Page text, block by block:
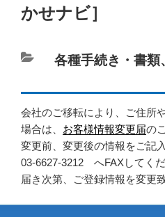
かせナビ］
カ
リ
ー
各種手続き・書類
会社のご移転により、ご住所
場合は、 お客様情報変更届の
変更前、変更後の情報をご記
03-6627-3212 へFAXしてくだ
届き次第、ご登録情報を変更